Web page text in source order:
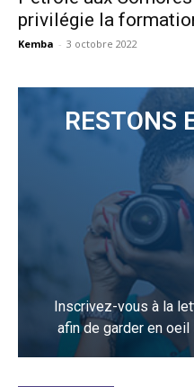
privilégie la
Kemba - 3 octobre 2022
RESTONS
Inscrivez-vous à la
afin de garder en